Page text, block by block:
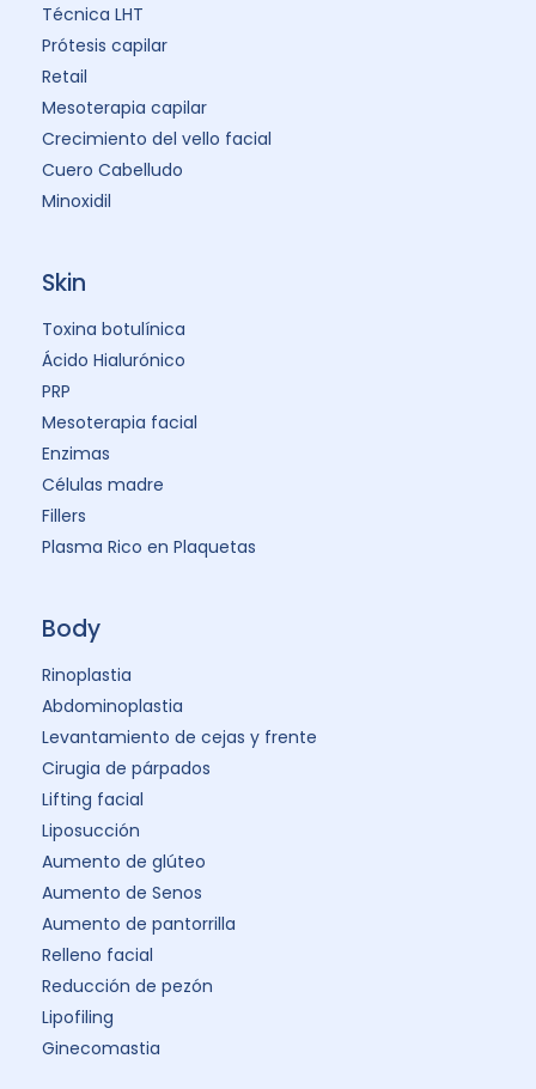
Técnica LHT
Prótesis capilar
Retail
Mesoterapia capilar
Crecimiento del vello facial
Cuero Cabelludo
Minoxidil
Skin
Toxina botulínica
Ácido Hialurónico
PRP
Mesoterapia facial
Enzimas
Células madre
Fillers
Plasma Rico en Plaquetas
Body
Rinoplastia
Abdominoplastia
Levantamiento de cejas y frente
Cirugia de párpados
Lifting facial
Liposucción
Aumento de glúteo
Aumento de Senos
Aumento de pantorrilla
Relleno facial
Reducción de pezón
Lipofiling
Ginecomastia